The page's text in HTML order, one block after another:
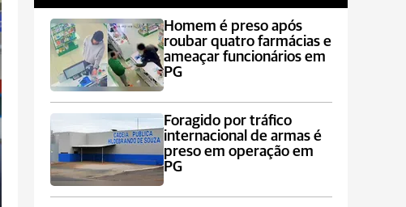
Homem é preso após
roubar quatro farmácias e
ameaçar funcionários em
PG
Foragido por tráfico
internacional de armas é
preso em operação em
PG